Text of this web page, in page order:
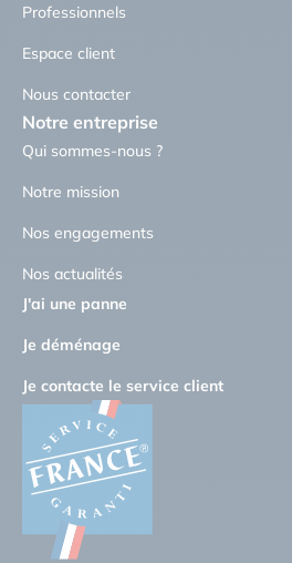
Professionnels
Espace client
Nous contacter
Notre entreprise
Qui sommes-nous ?
Notre mission
Nos engagements
Nos actualités
J'ai une panne
Je déménage
Je contacte le service client